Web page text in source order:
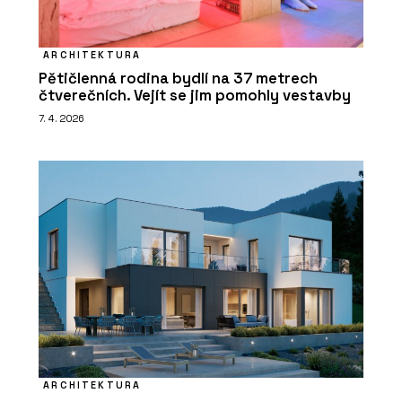
ARCHITEKTURA
Pětičlenná rodina bydlí na 37 metrech
čtverečních. Vejít se jim pomohly vestavby
7. 4. 2026
ARCHITEKTURA